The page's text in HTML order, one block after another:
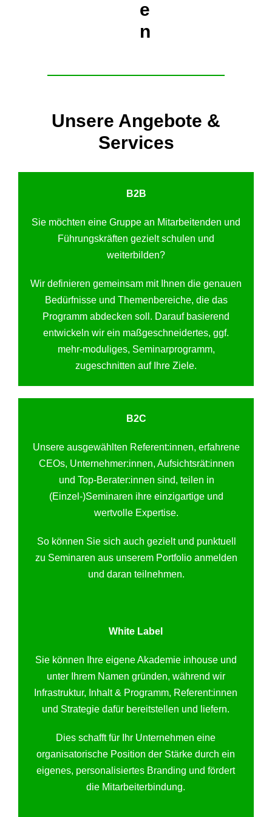
e
n
Unsere Angebote &
Services
B2B
Sie möchten eine Gruppe an Mitarbeitenden und
Führungskräften gezielt schulen und
weiterbilden?
Wir definieren gemeinsam mit Ihnen die genauen
Bedürfnisse und Themenbereiche, die das
Programm abdecken soll. Darauf basierend
entwickeln wir ein maßgeschneidertes, ggf.
mehr-moduliges, Seminarprogramm,
zugeschnitten auf Ihre Ziele.
B2C
Unsere ausgewählten Referent:innen, erfahrene
CEOs, Unternehmer:innen, Aufsichtsrät:innen
und Top-Berater:innen sind, teilen in
(Einzel-)Seminaren ihre einzigartige und
wertvolle Expertise.
So können Sie sich auch gezielt und punktuell
zu Seminaren aus unserem Portfolio anmelden
und daran teilnehmen.
White Label
Sie können Ihre eigene Akademie inhouse und
unter Ihrem Namen gründen, während wir
Infrastruktur, Inhalt & Programm, Referent:innen
und Strategie dafür bereitstellen und liefern.
Dies schafft für Ihr Unternehmen eine
organisatorische Position der Stärke durch ein
eigenes, personalisiertes Branding und fördert
die Mitarbeiterbindung.